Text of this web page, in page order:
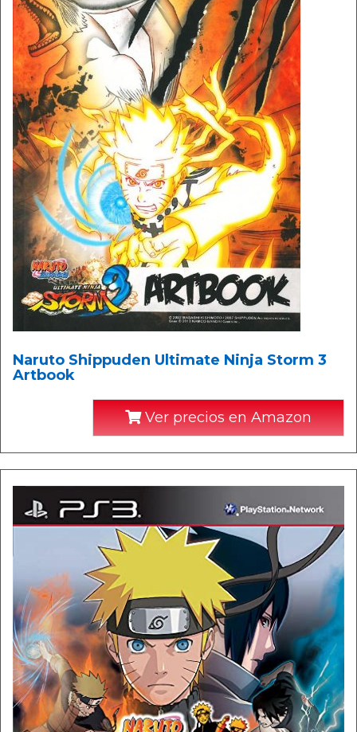
Naruto Shippuden Ultimate Ninja Storm 3
Artbook
Ver precios en Amazon